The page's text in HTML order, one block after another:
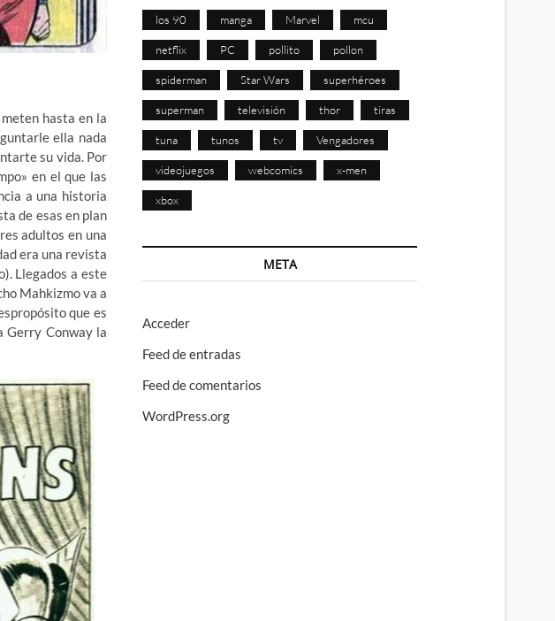
hasta en la
ella nada
su vida. Por
en el que las
a una historia
de esas en plan
adultos en una
era una revista
Llegados a este
Mahkizmo va a
que es
Gerry Conway la
los 90 manga Marvel mcu
netflix PC pollito pollon
spiderman Star Wars superhéroes
superman televisión thor tiras
tuna tunos tv Vengadores
videojuegos webcomics x-men
xbox
META
Acceder
Feed de entradas
Feed de comentarios
WordPress.org